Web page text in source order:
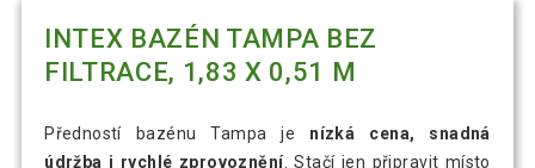
INTEX BAZÉN TAMPA BEZ
FILTRACE, 1,83 X 0,51 M
Předností bazénu Tampa je nízká cena, snadná
údržba i rychlé zprovoznění. Stačí jen připravit místo